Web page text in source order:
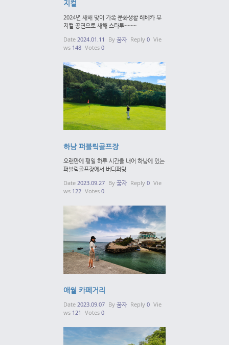
지컬
2024년 새해 맞이 가족 문화생활 레베카 뮤
지컬 공연으로 새해 스타투~~~~
Date 2024.01.11 By 꿈자 Reply 0 Vie
ws 148 Votes 0
하남 퍼블릭골프장
오랜만에 평일 하루 시간을 내어 하남에 있는
퍼블릭골프장에서 버디퍼팅
Date 2023.09.27 By 꿈자 Reply 0 Vie
ws 122 Votes 0
애월 카페거리
Date 2023.09.07 By 꿈자 Reply 0 Vie
ws 121 Votes 0